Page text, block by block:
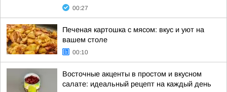
00:27
Печеная картошка с мясом: вкус и уют на
вашем столе
00:10
Восточные акценты в простом и вкусном
салате: идеальный рецепт на каждый день